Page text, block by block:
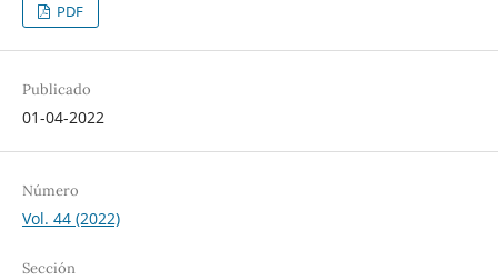
PDF
Publicado
01-04-2022
Número
Vol. 44 (2022)
Sección